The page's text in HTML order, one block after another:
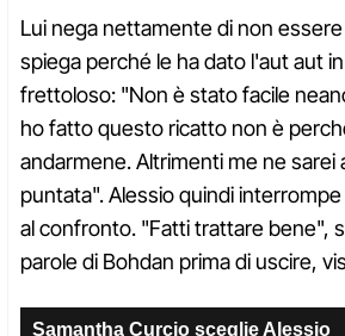
Lui nega nettamente di non
spiega perché le ha dato l'aut aut
frettoloso: "Non è stato facile
ho fatto questo ricatto non è
andarmene. Altrimenti me ne sarei
puntata". Alessio quindi
al confronto. "Fatti trattare bene",
parole di Bohdan prima di uscire,